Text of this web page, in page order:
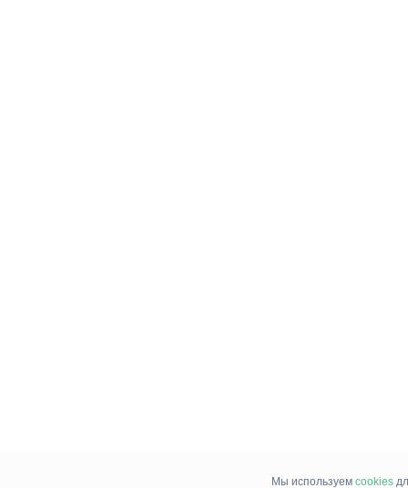
Мы используем cookies